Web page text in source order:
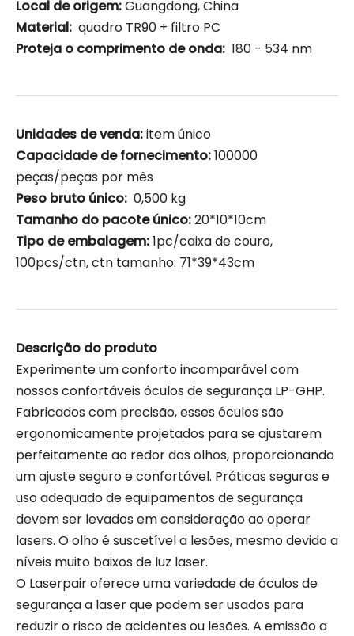
Local de origem:Guangdong, China
Material: quadro TR90 + filtro PC
Proteja o comprimento de onda: 180 - 534 nm
Unidades de venda:item único
Capacidade de fornecimento:100000
peças/peças por mês
Peso bruto único: 0,500 kg
Tamanho do pacote único:20*10*10cm
Tipo de embalagem:1pc/caixa de couro,
100pcs/ctn, ctn tamanho: 71*39*43cm
Descrição do produto
Experimente um conforto incomparável com
nossos confortáveis ​​óculos de segurança LP-GHP.
Fabricados com precisão, esses óculos são
ergonomicamente projetados para se ajustarem
perfeitamente ao redor dos olhos, proporcionando
um ajuste seguro e confortável. Práticas seguras e
uso adequado de equipamentos de segurança
devem ser levados em consideração ao operar
lasers. O olho é suscetível a lesões, mesmo devido a
níveis muito baixos de luz laser.
O Laserpair oferece uma variedade de óculos de
segurança a laser que podem ser usados ​​para
reduzir o risco de acidentes ou lesões. A emissão a